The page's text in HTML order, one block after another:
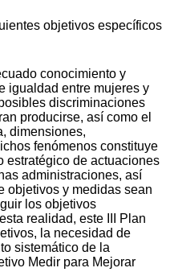
objetivos específicos
conocimiento y
igualdad entre mujeres y
discriminaciones
producirse, así como el
dimensiones,
fenómenos constituye
estratégico de actuaciones
administraciones, así
objetivos y medidas sean
los objetivos
realidad, este III Plan
la necesidad de
sistemático de la
Medir para Mejorar